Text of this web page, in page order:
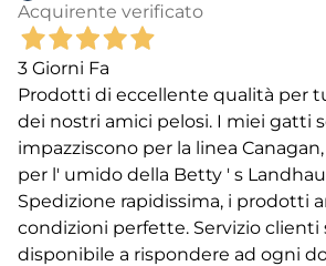
Acquirente verificato
3 Giorni Fa
Prodotti di eccellente qualità per
dei nostri amici pelosi. I miei gatti
impazziscono per la linea
per l' umido della Betty ' s
Spedizione rapidissima, i prodotti
condizioni perfette. Servizio clienti
disponibile a rispondere ad ogni